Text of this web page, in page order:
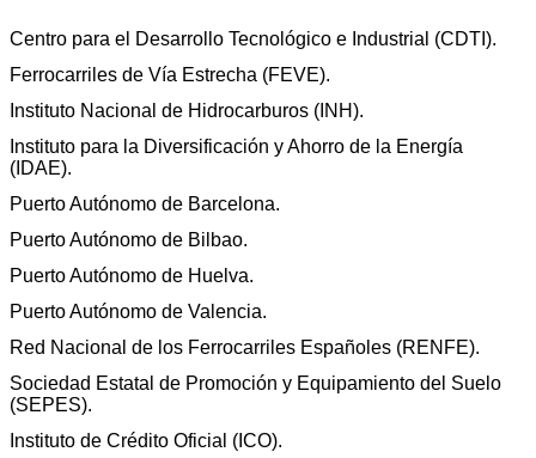
Centro para el Desarrollo Tecnológico e Industrial (CDTI).
Ferrocarriles de Vía Estrecha (FEVE).
Instituto Nacional de Hidrocarburos (INH).
Instituto para la Diversificación y Ahorro de la Energía
(IDAE).
Puerto Autónomo de Barcelona.
Puerto Autónomo de Bilbao.
Puerto Autónomo de Huelva.
Puerto Autónomo de Valencia.
Red Nacional de los Ferrocarriles Españoles (RENFE).
Sociedad Estatal de Promoción y Equipamiento del Suelo
(SEPES).
Instituto de Crédito Oficial (ICO).